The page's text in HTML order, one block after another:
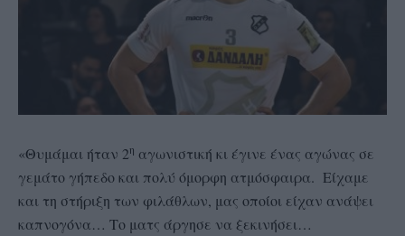
«Θυμάμαι ήταν 2η αγωνιστική κι έγινε ένας αγώνας σε
γεμάτο γήπεδο και πολύ όμορφη ατμόσφαιρα. Είχαμε
και τη στήριξη των φιλάθλων, μας οποίοι είχαν ανάψει
καπνογόνα… Το ματς άργησε να ξεκινήσει…